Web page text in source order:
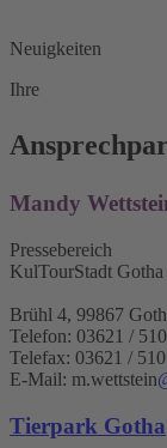
Neuigkeiten
Ihre
Mandy
Pressebereich
KulTourStadt
Brühl 4, 99867
Telefon: 03621 /
Telefax: 03621 /
E-Mail: m.wettstein
Tierpark Gotha